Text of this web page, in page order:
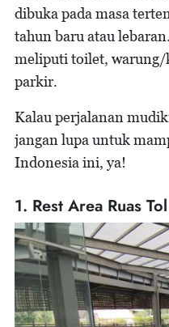
dibuka pada masa
tahun baru atau
meliputi toilet, warung/
parkir.
Kalau perjalanan
jangan lupa untuk
Indonesia ini, ya!
1. Rest Area Ruas